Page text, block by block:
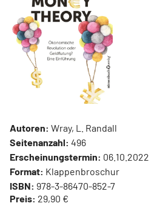
Autoren: Wray, L. Randall
Seitenanzahl: 496
Erscheinungstermin: 06.10.2022
Format: Klappenbroschur
ISBN: 978-3-86470-852-7
Preis: 29,90 €